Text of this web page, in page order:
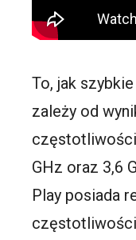
To, jak
zależy od
GHz oraz 3,6
Play posiada